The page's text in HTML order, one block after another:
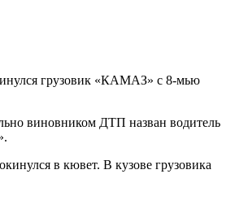
грузовик «КАМАЗ» с 8-мью
виновником ДТП назван водитель
в кювет. В кузове грузовика